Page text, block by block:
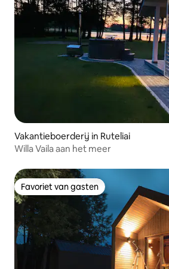
Vakantieboerderij in Ruteliai
Willa Vaila aan het meer
Favoriet van gasten
Favoriet van gasten